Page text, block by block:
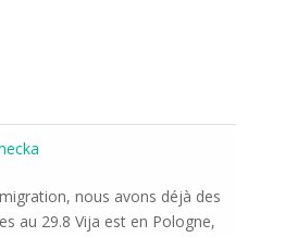
nous avons déjà des
au 29.8 Vija est en Pologne,